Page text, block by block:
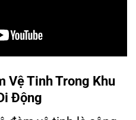
Vệ Tinh Trong Khu
Động